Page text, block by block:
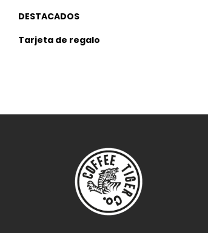
DESTACADOS
Tarjeta de regalo